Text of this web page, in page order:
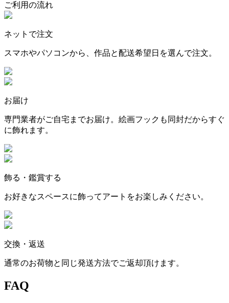
ご利用の流れ
ネットで注文
スマホやパソコンから、作品と配送希望日を選んで注文。
お届け
専門業者がご自宅までお届け。絵画フックも同封だからすぐ
に飾れます。
飾る・鑑賞する
お好きなスペースに飾ってアートをお楽しみください。
交換・返送
通常のお荷物と同じ発送方法でご返却頂けます。
FAQ